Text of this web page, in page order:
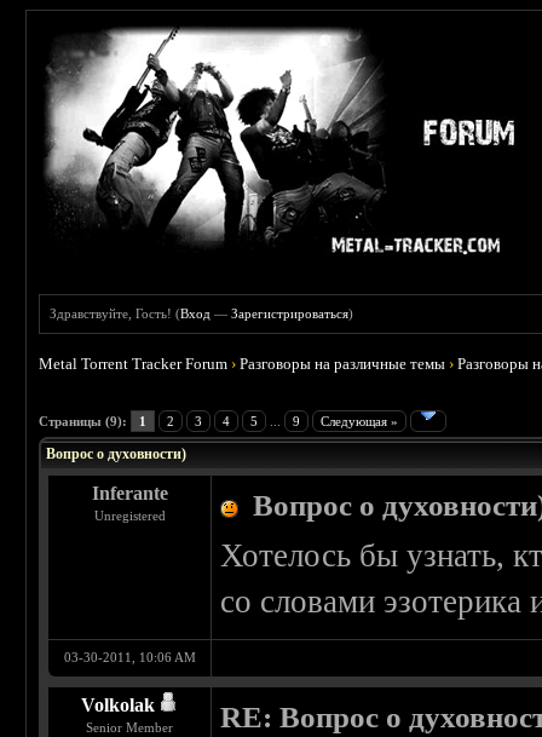
Здравствуйте, Гость! (Вход —Зарегистрироваться)
Metal Torrent Tracker Forum ›Разговоры на различные темы ›Разговоры
Страницы (9): 1 2 3 4 5 9 Следующая »
Вопрос о духовности)
Inferante
Unregistered Вопрос о
Хотелось бы узнать,
со словами эзотерика
03-30-2011, 10:06 AM
Volkolak
Senior Member RE: Вопрос о